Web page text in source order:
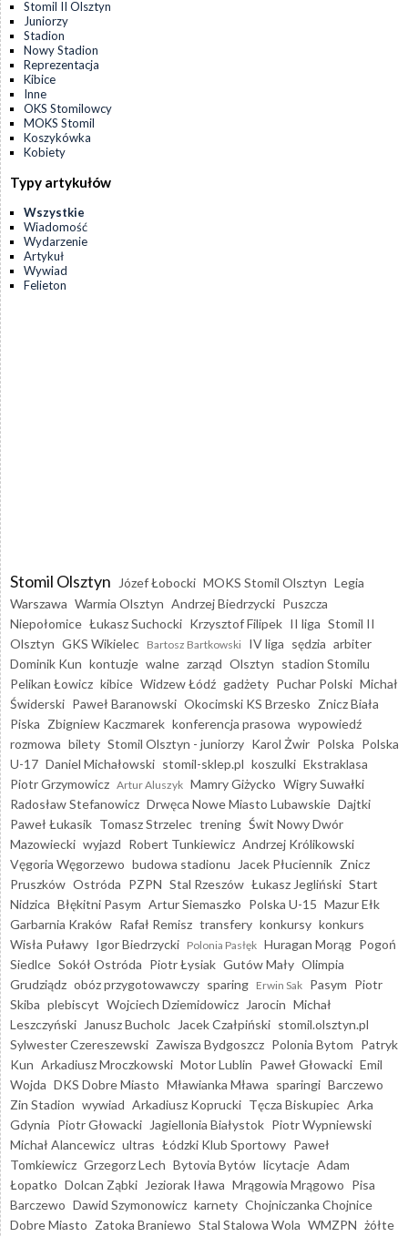
Stomil II Olsztyn
Juniorzy
Stadion
Nowy Stadion
Reprezentacja
Kibice
Inne
OKS Stomilowcy
MOKS Stomil
Koszykówka
Kobiety
Typy artykułów
Wszystkie
Wiadomość
Wydarzenie
Artykuł
Wywiad
Felieton
Stomil Olsztyn Józef Łobocki MOKS Stomil Olsztyn Legia
Warszawa Warmia Olsztyn Andrzej Biedrzycki Puszcza
Niepołomice Łukasz Suchocki Krzysztof Filipek II liga Stomil II
Olsztyn GKS Wikielec Bartosz Bartkowski IV liga sędzia arbiter
Dominik Kun kontuzje walne zarząd Olsztyn stadion Stomilu
Pelikan Łowicz kibice Widzew Łódź gadżety Puchar Polski Michał
Świderski Paweł Baranowski Okocimski KS Brzesko Znicz Biała
Piska Zbigniew Kaczmarek konferencja prasowa wypowiedź
rozmowa bilety Stomil Olsztyn - juniorzy Karol Żwir Polska Polska
U-17 Daniel Michałowski stomil-sklep.pl koszulki Ekstraklasa
Piotr Grzymowicz Artur Aluszyk Mamry Giżycko Wigry Suwałki
Radosław Stefanowicz Drwęca Nowe Miasto Lubawskie Dajtki
Paweł Łukasik Tomasz Strzelec trening Świt Nowy Dwór
Mazowiecki wyjazd Robert Tunkiewicz Andrzej Królikowski
Vęgoria Węgorzewo budowa stadionu Jacek Płuciennik Znicz
Pruszków Ostróda PZPN Stal Rzeszów Łukasz Jegliński Start
Nidzica Błękitni Pasym Artur Siemaszko Polska U-15 Mazur Ełk
Garbarnia Kraków Rafał Remisz transfery konkursy konkurs
Wisła Puławy Igor Biedrzycki Polonia Pasłęk Huragan Morąg Pogoń
Siedlce Sokół Ostróda Piotr Łysiak Gutów Mały Olimpia
Grudziądz obóz przygotowawczy sparing Erwin Sak Pasym Piotr
Skiba plebiscyt Wojciech Dziemidowicz Jarocin Michał
Leszczyński
Janusz Bucholc Jacek Czałpiński stomil.olsztyn.pl
Sylwester Czereszewski Zawisza Bydgoszcz Polonia Bytom Patryk
Kun Arkadiusz Mroczkowski Motor Lublin Paweł Głowacki Emil
Wojda DKS Dobre Miasto Mławianka Mława sparingi Barczewo
Zin Stadion wywiad Arkadiusz Koprucki Tęcza Biskupiec Arka
Gdynia Piotr Głowacki Jagiellonia Białystok Piotr Wypniewski
Michał Alancewicz ultras Łódzki Klub Sportowy Paweł
Tomkiewicz Grzegorz Lech Bytovia Bytów licytacje Adam
Łopatko Dolcan Ząbki Jeziorak Iława Mrągowia Mrągowo Pisa
Barczewo Dawid Szymonowicz karnety Chojniczanka Chojnice
Dobre Miasto Zatoka Braniewo Stal Stalowa Wola WMZPN żółte